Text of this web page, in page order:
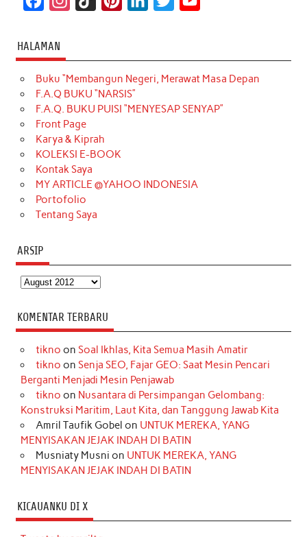
c
e
b
o
o
k
t
a
g
r
a
m
T
o
k
t
e
r
k
e
d
t
t
e
T
u
b
HALAMAN
Buku “Membangun Negeri, Merawat Masa Depan
F.A.Q BUKU “NARSIS”
F.A.Q. BUKU PUISI “MENYESAP SENYAP”
Front Page
Karya & Kiprah
KOLEKSI E-BOOK
Kontak Saya
MY ARTICLE @YAHOO INDONESIA
Portofolio
Tentang Saya
ARSIP
Arsip
KOMENTAR TERBARU
tikno on Soal Ikhlas, Kita Semua Masih Amatir
tikno on Senja SEO, Fajar GEO: Saat Mesin Pencari
Berganti Menjadi Mesin Penjawab
tikno on Nusantara di Persimpangan Gelombang:
Konstruksi Maritim, Laut Kita, dan Tanggung Jawab Kita
Amril Taufik Gobel on UNTUK MEREKA, YANG
MENYISAKAN JEJAK INDAH DI BATIN
Musniaty Musni on UNTUK MEREKA, YANG
MENYISAKAN JEJAK INDAH DI BATIN
KICAUANKU DI X